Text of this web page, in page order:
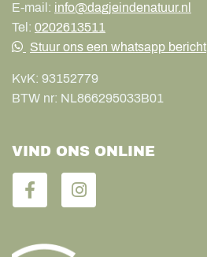
E-mail: info@dagjeindenatuur.nl
Tel: 0202613511
Stuur ons een whatsapp bericht
KvK: 93152779
BTW nr: NL866295033B01
VIND ONS ONLINE